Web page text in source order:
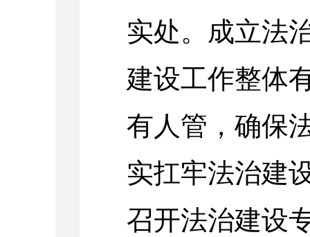
实处。成立法
建设工作整体
有人管， 确保
实扛牢法治建
召开法治建设